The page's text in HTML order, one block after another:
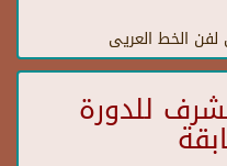
لفن الخط العريى
للدورة